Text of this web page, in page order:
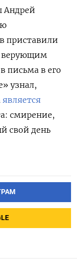
Андрей
приставили
верующим
письма в его
узнал,
является
смирение,
свой день